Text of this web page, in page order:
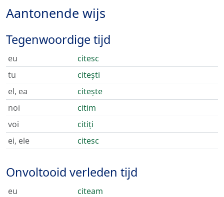
Aantonende wijs
Tegenwoordige tijd
eu
citesc
tu
citești
el, ea
citește
noi
citim
voi
citiți
ei, ele
citesc
Onvoltooid verleden tijd
eu
citeam